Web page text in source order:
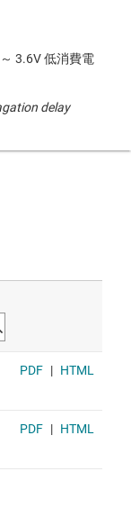
3.6V 低消費電
delay